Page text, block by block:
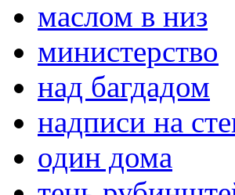
маслом в низ
министерство
над багдадом
надписи на
один дома